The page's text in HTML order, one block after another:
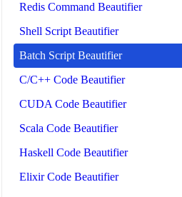
Redis Command Beautifier
Shell Script Beautifier
Batch Script Beautifier
C/C++ Code Beautifier
CUDA Code Beautifier
Scala Code Beautifier
Haskell Code Beautifier
Elixir Code Beautifier